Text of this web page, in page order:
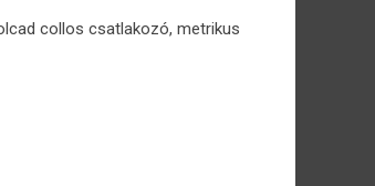
collos csatlakozó, metrikus